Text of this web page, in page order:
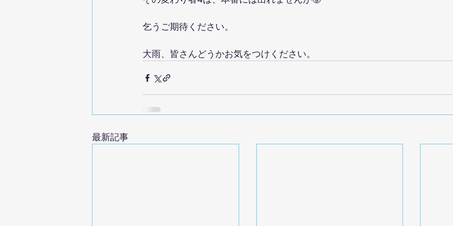
乞うご期待ください。
大雨、皆さんどうかお気をつけください。
最新記事